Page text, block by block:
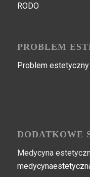
RODO
PROBLEM
Problem estetyczny
DODATKOWE
Medycyna